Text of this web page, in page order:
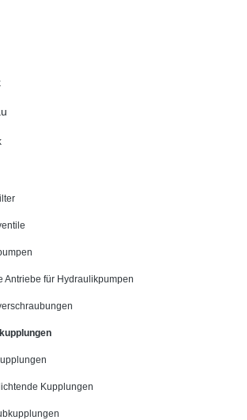
Antriebe für Hydraulikpumpen
Kupplungen